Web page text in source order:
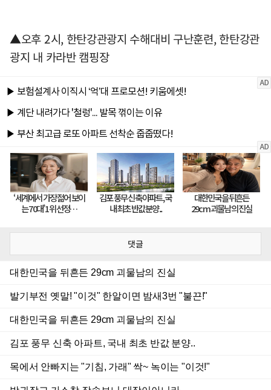
▲오후 2시, 한탄강관광지 수해대비 구난훈련, 한탄강관
광지 내 카라반 캠핑장
댓글